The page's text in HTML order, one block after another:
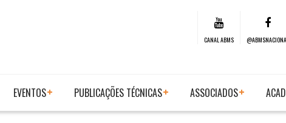
CANAL ABMS
EVENTOS PUBLICAÇÕES TÉCNICAS ASSOCIADOS